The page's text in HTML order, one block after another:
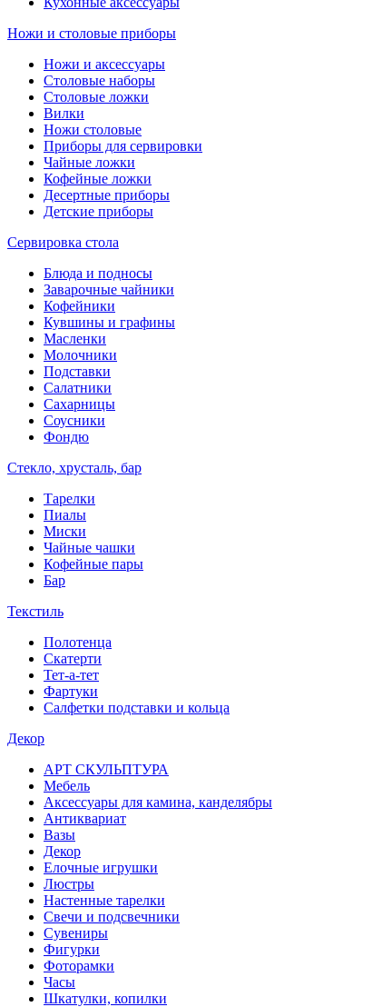
Ножи и столовые приборы
Ножи и аксессуары
Столовые наборы
Столовые ложки
Вилки
Ножи столовые
Приборы для сервировки
Чайные ложки
Кофейные ложки
Десертные приборы
Детские приборы
Сервировка стола
Блюда и подносы
Заварочные чайники
Кофейники
Кувшины и графины
Масленки
Молочники
Подставки
Салатники
Сахарницы
Соусники
Фондю
Стекло, хрусталь, бар
Тарелки
Пиалы
Миски
Чайные чашки
Кофейные пары
Бар
Текстиль
Полотенца
Скатерти
Тет-а-тет
Фартуки
Салфетки подставки и кольца
Декор
АРТ СКУЛЬПТУРА
Мебель
Аксессуары для камина, канделябры
Антиквариат
Вазы
Декор
Елочные игрушки
Люстры
Настенные тарелки
Свечи и подсвечники
Сувениры
Фигурки
Фоторамки
Часы
Шкатулки, копилки